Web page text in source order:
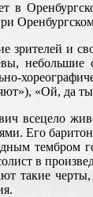
зрителей
«Ой, да
всецело
Его
тембром
в
такие